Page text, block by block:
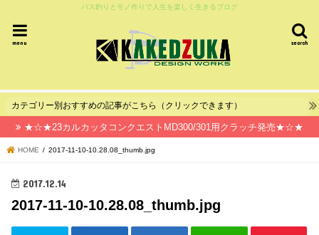
バス釣りとモノ作りで人生を楽しく生きるブログ
search
menu
カテゴリー別おすすめの記事がこちら（クリックできます）
★☆★23カルカッタコンクエストMD300/301用クラッチ発売★☆★
HOME 2017-11-10-10.28.08_thumb.jpg
2017.12.14
2017-11-10-10.28.08_thumb.jpg